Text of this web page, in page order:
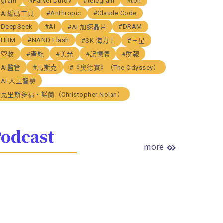
編碼工具
#Anthropic
#Claude Code
#AI #AI 加速晶片
#DRAM
#NAND Flash #SK 海力士
#三星
收
#產能 #美光 #記憶體
#財報
監管
#馬斯克
#《奧德賽》（The Odyssey）
人工智慧
里斯多福・諾蘭（Christopher Nolan）
more